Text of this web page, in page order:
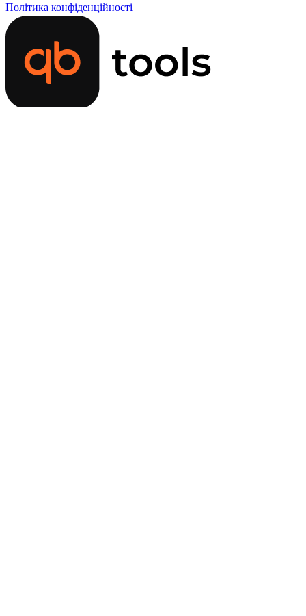
Політика конфіденційності